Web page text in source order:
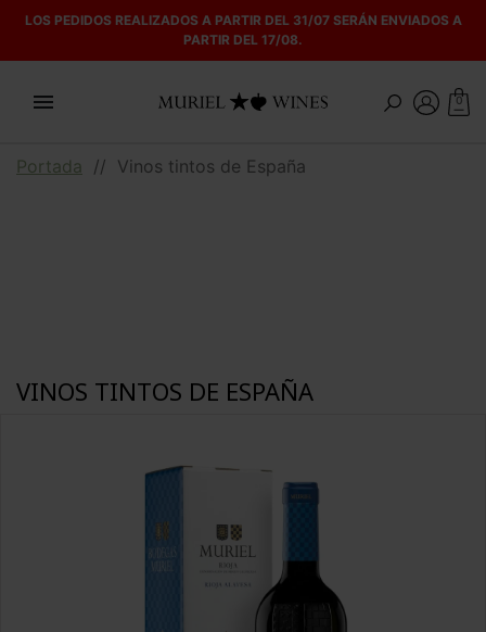
LOS PEDIDOS REALIZADOS A PARTIR DEL 31/07 SERÁN ENVIADOS A
PARTIR DEL 17/08.
 0
Portada // Vinos tintos de España
VINOS TINTOS DE ESPAÑA